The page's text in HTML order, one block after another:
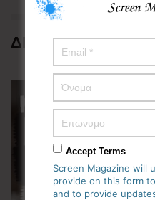
ΔΗΜΟΦΙΛΗ
Accept Terms
Screen Magazine will
provide on this form
and to provide